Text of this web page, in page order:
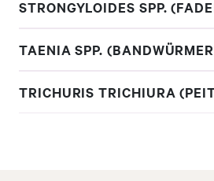
STRONGYLOIDES SPP.
TAENIA SPP.
TRICHURIS TRICHIURA